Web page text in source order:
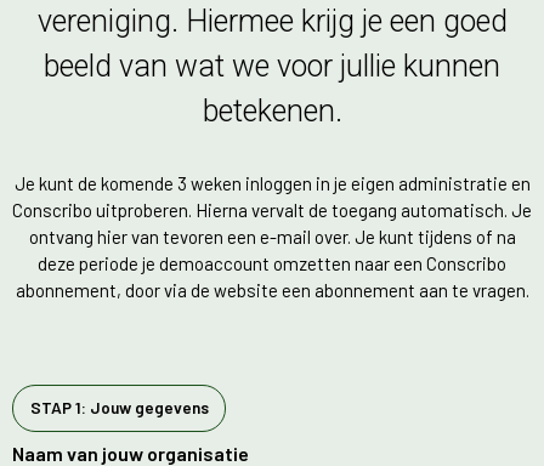
vereniging. Hiermee krijg je een goed
beeld van wat we voor jullie kunnen
betekenen.
Je kunt de komende 3 weken inloggen in je eigen administratie en
Conscribo uitproberen. Hierna vervalt de toegang automatisch. Je
ontvang hier van tevoren een e-mail over. Je kunt tijdens of na
deze periode je demoaccount omzetten naar een Conscribo
abonnement, door via de website een abonnement aan te vragen.
STAP 1: Jouw gegevens
Naam van jouw organisatie